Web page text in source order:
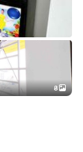
+2
8